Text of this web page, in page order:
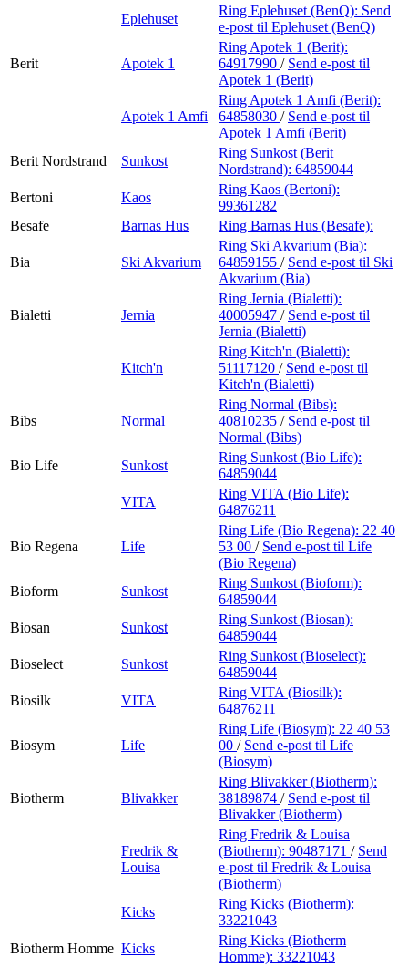
Eplehuset
Ring Eplehuset (BenQ): Send
e-post til Eplehuset (BenQ)
Berit Apotek 1
Ring Apotek 1 (Berit):
64917990 / Send e-post til
Apotek 1 (Berit)
Apotek 1 Amfi
Ring Apotek 1 Amfi (Berit):
64858030 / Send e-post til
Apotek 1 Amfi (Berit)
Berit Nordstrand
Sunkost
Ring Sunkost (Berit
Nordstrand): 64859044
Bertoni
Kaos
Ring Kaos (Bertoni):
99361282
Besafe
Barnas Hus Ring Barnas Hus (Besafe):
Bia Ski Akvarium
Ring Ski Akvarium (Bia):
64859155 / Send e-post til Ski
Akvarium (Bia)
Bialetti Jernia
Ring Jernia (Bialetti):
40005947 / Send e-post til
Jernia (Bialetti)
Kitch'n
Ring Kitch'n (Bialetti):
51117120 / Send e-post til
Kitch'n (Bialetti)
Bibs Normal
Ring Normal (Bibs):
40810235 / Send e-post til
Normal (Bibs)
Bio Life
Sunkost
Ring Sunkost (Bio Life):
64859044
VITA
Ring VITA (Bio Life):
64876211
Bio Regena Life
Ring Life (Bio Regena): 22 40
53 00 / Send e-post til Life
(Bio Regena)
Bioform
Sunkost
Ring Sunkost (Bioform):
64859044
Biosan
Sunkost
Ring Sunkost (Biosan):
64859044
Bioselect
Sunkost
Ring Sunkost (Bioselect):
64859044
Biosilk
VITA
Ring VITA (Biosilk):
64876211
Biosym Life
Ring Life (Biosym): 22 40 53
00 / Send e-post til Life
(Biosym)
Biotherm Blivakker
Ring Blivakker (Biotherm):
38189874 / Send e-post til
Blivakker (Biotherm)
Fredrik &
Louisa
Ring Fredrik & Louisa
(Biotherm): 90487171 / Send
e-post til Fredrik & Louisa
(Biotherm)
Kicks
Ring Kicks (Biotherm):
33221043
Biotherm Homme Kicks
Ring Kicks (Biotherm
Homme): 33221043